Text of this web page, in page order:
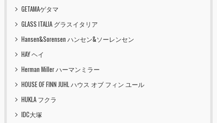
GETAMAゲタマ
GLASS ITALIA グラスイタリア
Hansen&Sorensen ハンセン&ソーレンセン
HAY ヘイ
Herman Miller ハーマンミラー
HOUSE OF FINN JUHL ハウス オブ フィン ユール
HUKLA フクラ
IDC大塚